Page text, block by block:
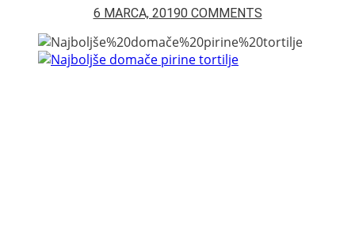
6 MARCA, 20190 COMMENTS